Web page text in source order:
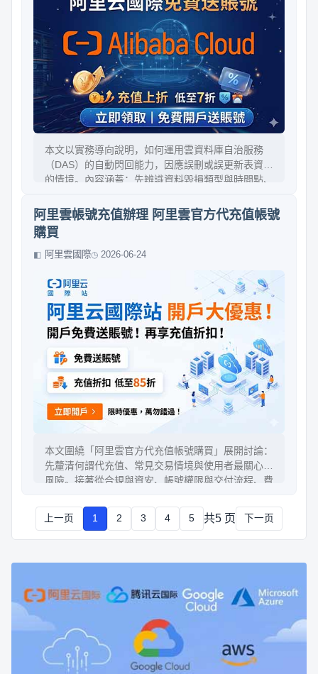
本文以實務導向說明，如何運用雲資料庫自治服務
（DAS）的自動閃回能力，因應誤刪或誤更新表資料
的情境。內容涵蓋：先辨識資料毀損類型與時間點、
成回復並驗證一致性。文中也提供操作檢查清單、常
見失敗原因與治理建議，降低停機與人為失誤成本。
阿里雲帳號充值辦理 阿里雲官方代充值帳號
購買
阿里雲國際 2026-06-24
本文圍繞「阿里雲官方代充值帳號購買」展開討論：
先釐清何謂代充值、常見交易情境與使用者最關心的
風險。接著從合規與資安、帳號權限與交付流程、費
檢查清單。最後給出實操建議：如何在不影響業務的
前提下，降低不必要的不確定性，並把成本管控做到
可追溯。
上一页 1 2 3 4 5 共5 页 下一页